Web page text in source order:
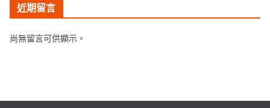
近期留言
尚無留言可供顯示。